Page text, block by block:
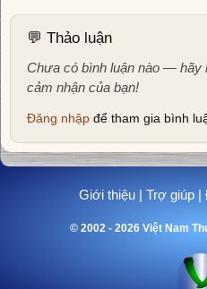
💬 Thảo luận
Chưa có bình luận nào — hãy
cảm nhận của bạn!
Đăng nhập để tham gia bình
Giới thiệu| Trợ giúp|
© 2002 - 2026 Việt Nam